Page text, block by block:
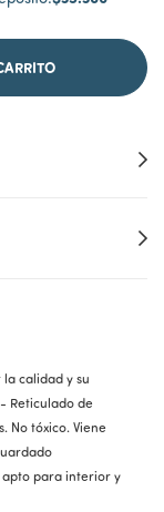
calidad y su
Reticulado de
No tóxico. Viene
apto para interior y